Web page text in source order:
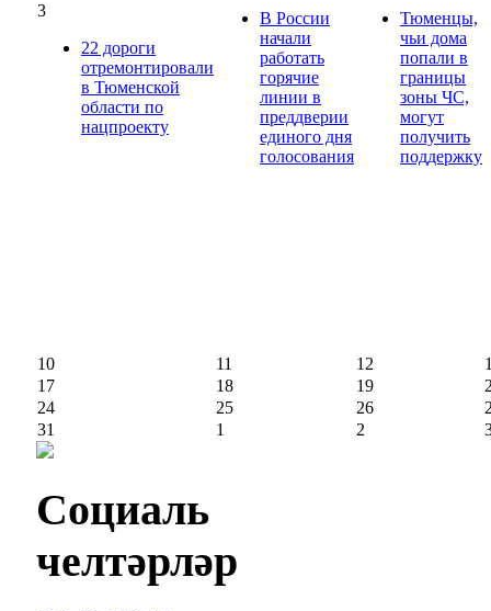
3
22 дороги
отремонтировали
в Тюменской
области по
нацпроекту
В России
начали
работать
горячие
линии в
преддверии
единого дня
голосования
Тюменцы,
чьи дома
попали в
границы
зоны ЧС,
могут
получить
поддержку
10 11 12
17
18 19
24
25 26
31
1 2
Социаль
челтәрләр